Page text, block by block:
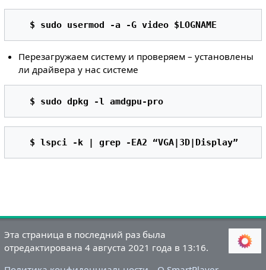
$ sudo usermod -a -G video $LOGNAME
Перезагружаем систему и проверяем – установлены
ли драйвера у нас системе
$ sudo dpkg -l amdgpu-pro
$ lspci -k | grep -EA2 “VGA|3D|Display”
Эта страница в последний раз была
отредактирована 4 августа 2021 года в 13:16.